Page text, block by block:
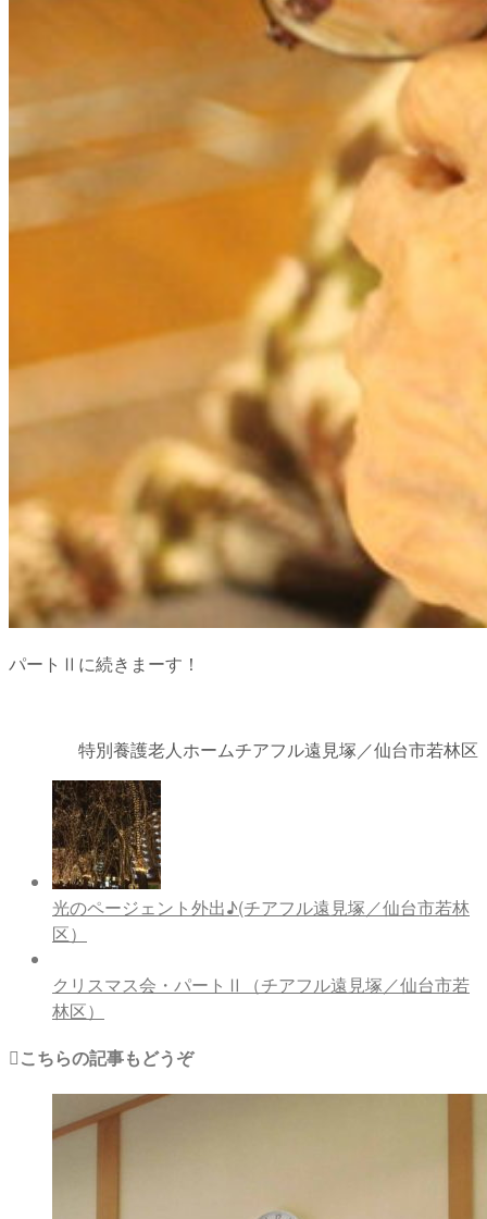
パートⅡに続きまーす！
特別養護老人ホームチアフル遠見塚／仙台市若林区
光のページェント外出♪(チアフル遠見塚／仙台市若林
区）
クリスマス会・パートⅡ（チアフル遠見塚／仙台市若
林区）
こちらの記事もどうぞ